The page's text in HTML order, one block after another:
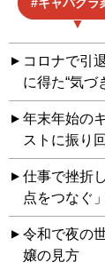
コロナで引
に得た“気づ
年末年始の
ストに振り
仕事で挫折
点をつなぐ
令和で夜の
嬢の見方